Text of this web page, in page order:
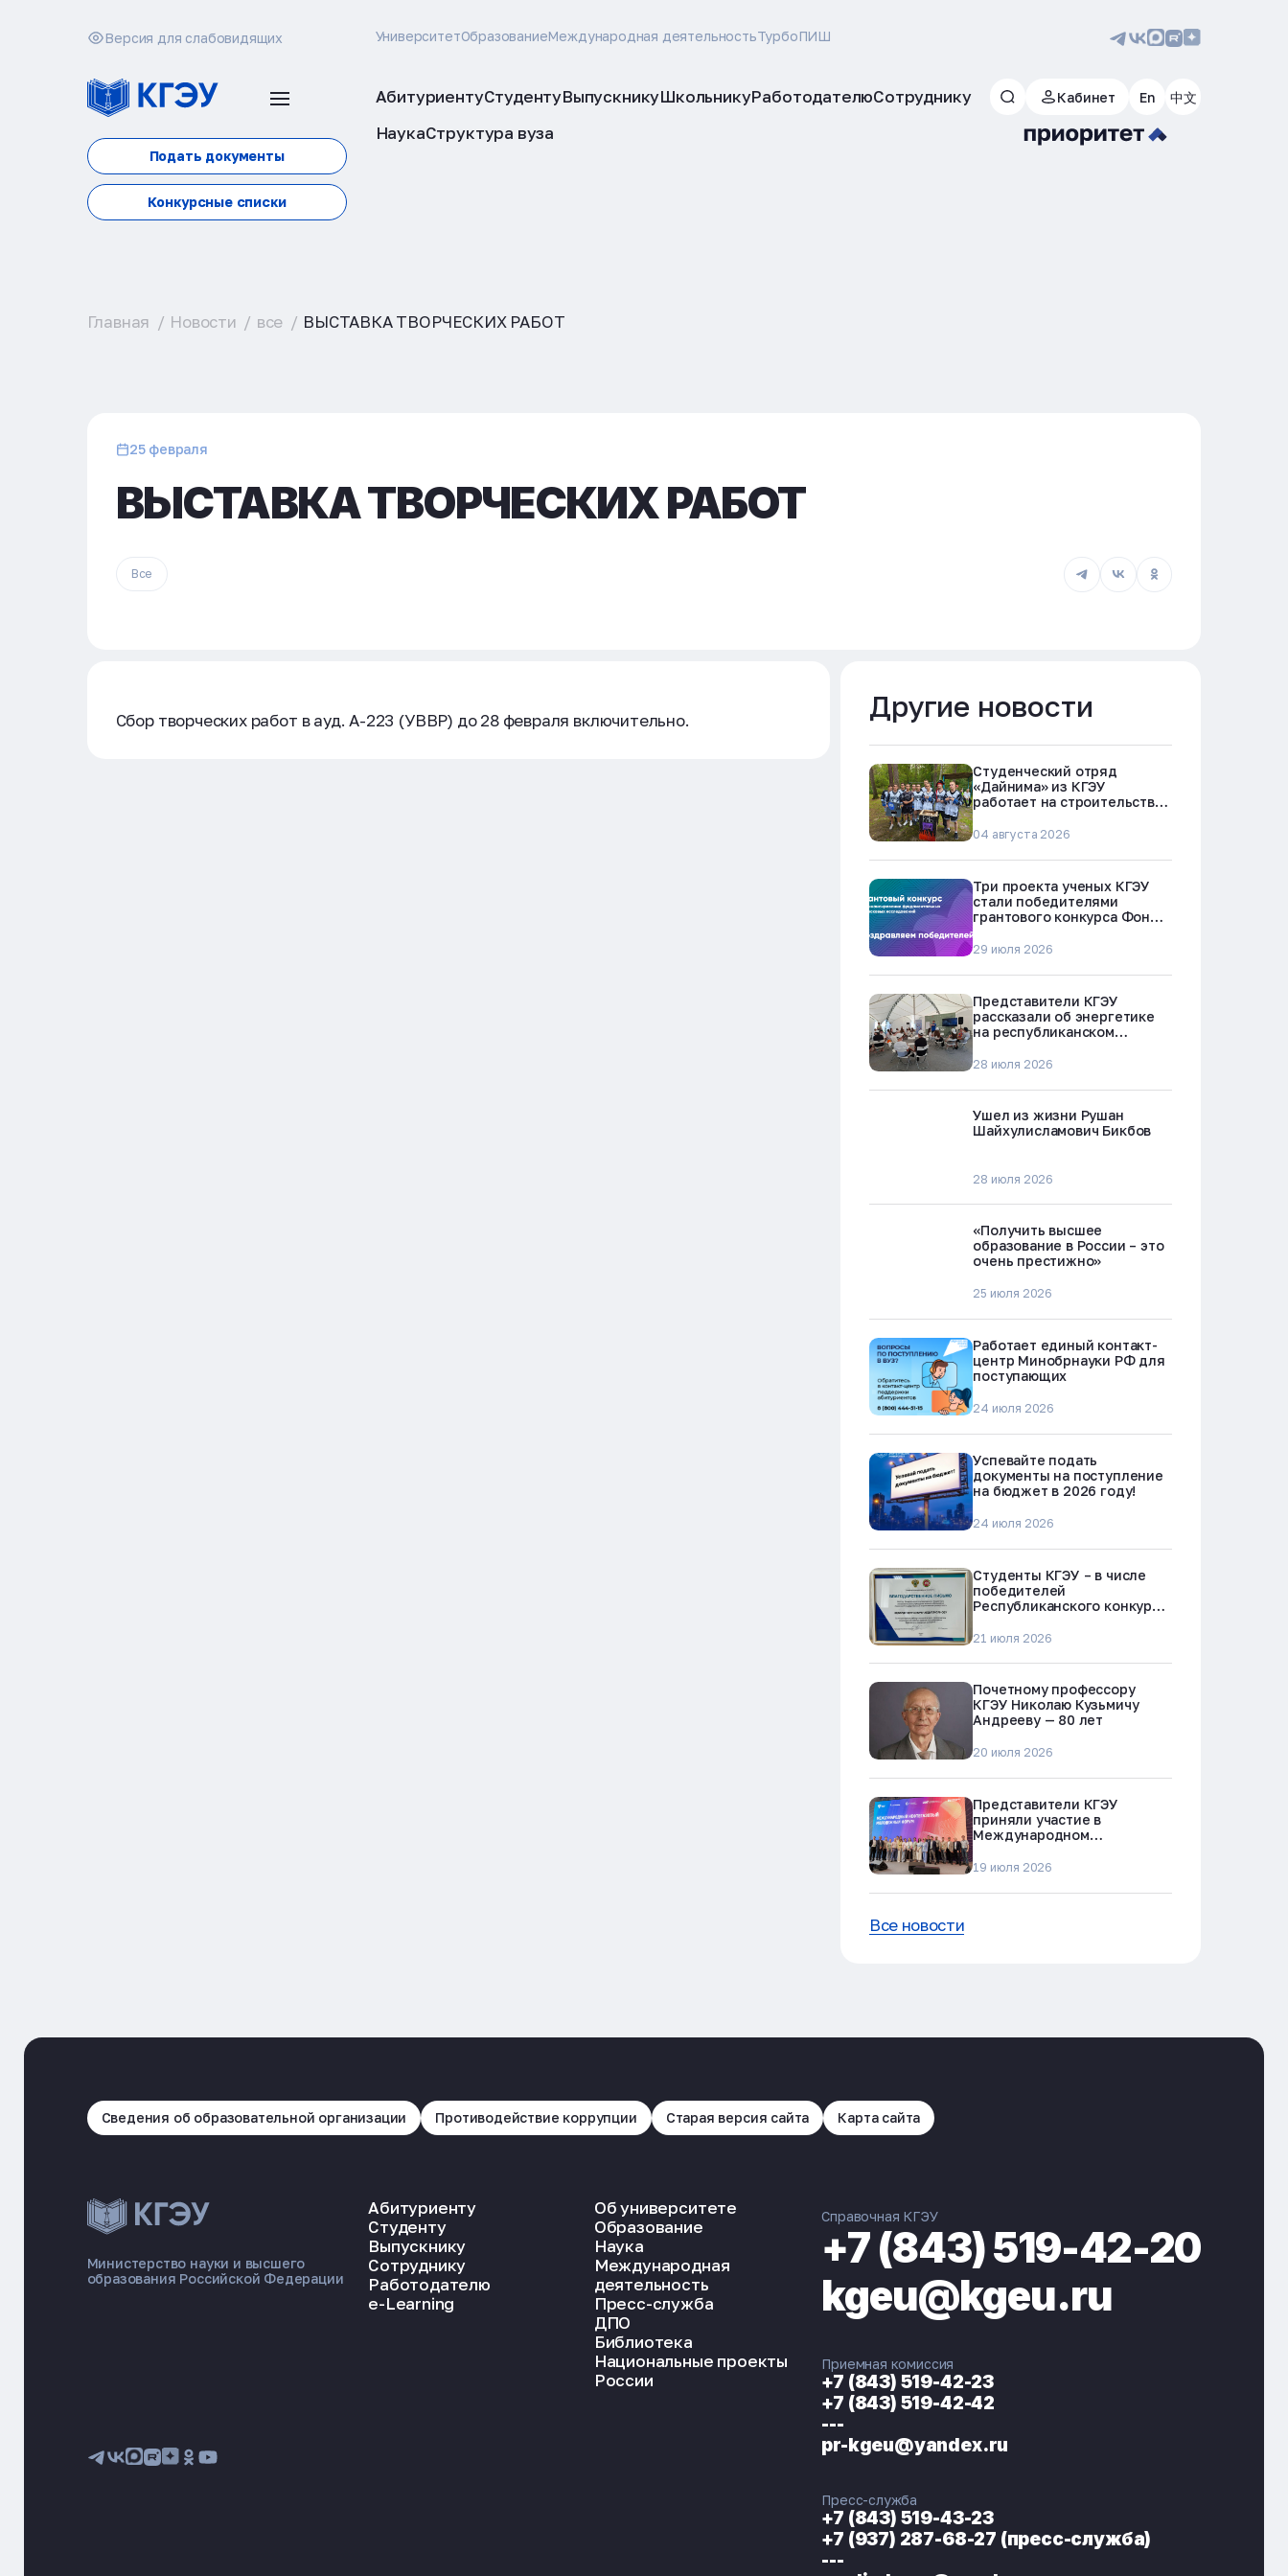
Версия для слабовидящих УниверситетОбразованиеМеждународная деятельностьТурбоПИШ
Подать документы
Конкурсные списки
АбитуриентуСтудентуВыпускникуШкольникуРаботодателюСотруднику
НаукаСтруктура вуза
Кабинет En 中文
ЭНЕРГОКОД — ПОМОЩНИК КГЭУ
Главная Новости все ВЫСТАВКА ТВОРЧЕСКИХ РАБОТ
25 февраля
ВЫСТАВКА ТВОРЧЕСКИХ РАБОТ
Все
Сбор творческих работ в ауд. А-223 (УВВР) до 28 февраля включительно. Другие новости
Студенческий отряд
«Дайнима» из КГЭУ
работает на строительстве
04 августа 2026
Три проекта ученых КГЭУ
стали победителями
грантового конкурса Фонда
Республики Татарстан
29 июля 2026
Представители КГЭУ
рассказали об энергетике
на республиканском
«Профессии будущего»
28 июля 2026
Ушел из жизни Рушан
Шайхулисламович Бикбов
28 июля 2026
«Получить высшее
образование в России – это
очень престижно»
25 июля 2026
Работает единый контакт-
центр Минобрнауки РФ для
поступающих
24 июля 2026
Успевайте подать
документы на поступление
на бюджет в 2026 году!
24 июля 2026
Студенты КГЭУ – в числе
победителей
Республиканского конкурса
наркотиков и телефонного
21 июля 2026
Почетному профессору
КГЭУ Николаю Кузьмичу
Андрееву — 80 лет
20 июля 2026
Представители КГЭУ
приняли участие в
Международном
форуме в Альметьевске
19 июля 2026
Все новости
Сведения об образовательной организации Противодействие коррупции Старая версия сайта Карта сайта
Министерство науки и высшего
образования Российской Федерации
Абитуриенту
Студенту
Выпускнику
Сотруднику
Работодателю
e-Learning
Об университете
Образование
Наука
Международная
деятельность
Пресс-служба
ДПО
Библиотека
Национальные проекты
России
Справочная КГЭУ
+7 (843) 519-42-20
kgeu@kgeu.ru
Приемная комиссия
+7 (843) 519-42-23
+7 (843) 519-42-42
---
pr-kgeu@yandex.ru
Пресс-служба
+7 (843) 519-43-23
+7 (937) 287-68-27 (пресс-служба)
---